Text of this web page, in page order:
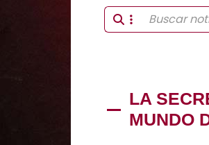
LA
MUNDO